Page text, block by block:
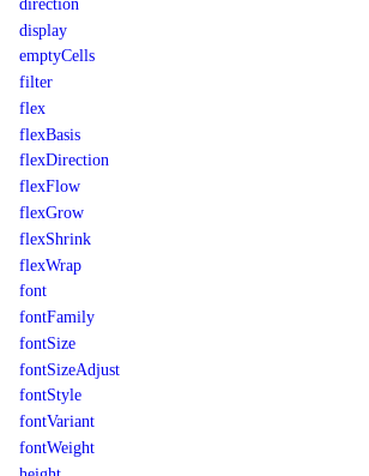
display
emptyCells
filter
flex
flexBasis
flexDirection
flexFlow
flexGrow
flexShrink
flexWrap
font
fontFamily
fontSize
fontSizeAdjust
fontStyle
fontVariant
fontWeight